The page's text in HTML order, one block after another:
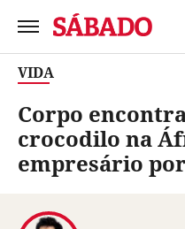
Sábado
VIDA
Corpo
crocodilo na
empresário